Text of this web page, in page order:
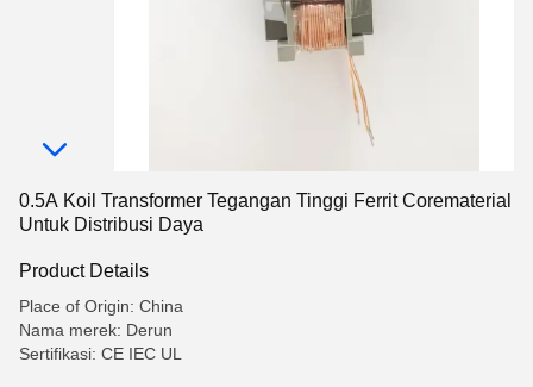
0.5A Koil Transformer Tegangan Tinggi Ferrit Corematerial
Untuk Distribusi Daya
Product Details
Place of Origin: China
Nama merek: Derun
Sertifikasi: CE IEC UL